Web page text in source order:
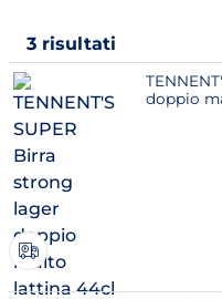
3 risultati
doppio